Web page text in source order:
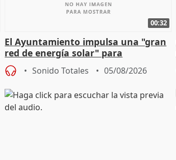
00:32
El Ayuntamiento impulsa una "gran
red de energía solar" para
autoconsumo
Sonido Totales 05/08/2026